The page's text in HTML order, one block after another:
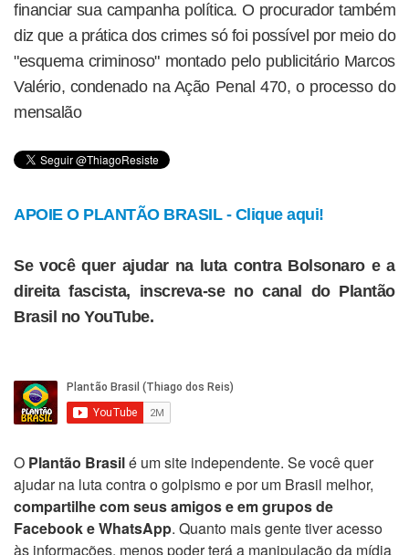
financiar sua campanha política. O procurador também
diz que a prática dos crimes só foi possível por meio do
"esquema criminoso" montado pelo publicitário Marcos
Valério, condenado na Ação Penal 470, o processo do
mensalão
APOIE O PLANTÃO BRASIL - Clique aqui!
Se você quer ajudar na luta contra Bolsonaro e a
direita fascista, inscreva-se no canal do Plantão
Brasil no YouTube.
O Plantão Brasilé um site independente. Se você quer
ajudar na luta contra o golpismo e por um Brasil melhor,
compartilhe com seus amigos e em grupos de
Facebook e WhatsApp. Quanto mais gente tiver acesso
às informações, menos poder terá a manipulação da mídia